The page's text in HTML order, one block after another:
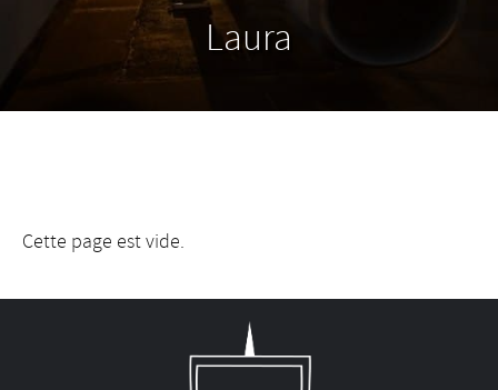
Laura
Cette page est vide.